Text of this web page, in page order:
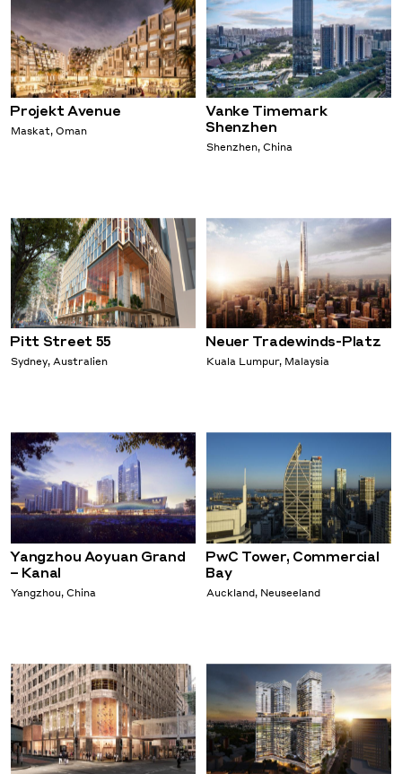
Projekt Avenue
Maskat, Oman
Vanke Timemark
Shenzhen
Shenzhen, China
Pitt Street 55
Sydney, Australien
Neuer Tradewinds-Platz
Kuala Lumpur, Malaysia
Yangzhou Aoyuan Grand
– Kanal
Yangzhou, China
PwC Tower, Commercial
Bay
Auckland, Neuseeland